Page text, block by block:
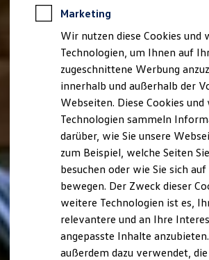
Rekuperation
Laden unterwegs
Laden Zuhause
Ladestationen finden
Ladezeitensimulator
Batterie
Sicherheit
Nachhaltigkeit
Technologie
Kosten und Kauf
Verbrauchskosten
Kaufoptionen
E-Auto-Förderung
Software und Konnektivität
Die ID. Software 6
ID. Software Versionen
Digitale Extras
Schnittstellen zu Ihrem ID.
Marketing
Wir nutzen diese Cookies und
Technologien, um Ihnen auf
zugeschnittene Werbung
innerhalb und außerhalb der
Webseiten. Diese Cookies und
Technologien sammeln
darüber, wie Sie unsere
zum Beispiel, welche Seiten
besuchen oder wie Sie sich auf
bewegen. Der Zweck dieser
weitere Technologien ist es,
relevantere und an Ihre
angepasste Inhalte
außerdem dazu verwendet, die